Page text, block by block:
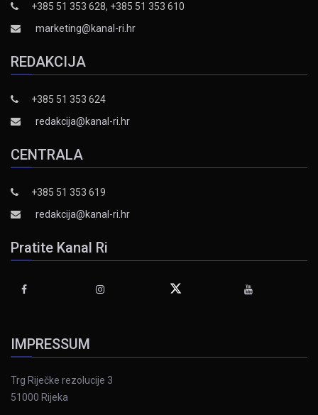
+385 51 353 628, +385 51 353 610
marketing@kanal-ri.hr
REDAKCIJA
+385 51 353 624
redakcija@kanal-ri.hr
CENTRALA
+385 51 353 619
redakcija@kanal-ri.hr
Pratite Kanal Ri
IMPRESSUM
Trg Riječke rezolucije 3
51000 Rijeka